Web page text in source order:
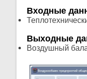
Входные
Выходные
Воздушный